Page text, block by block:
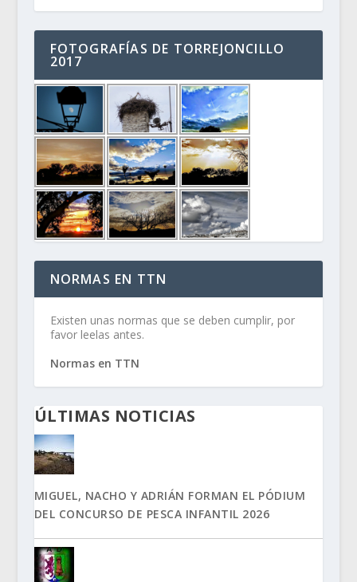
FOTOGRAFÍAS DE TORREJONCILLO
2017
NORMAS EN TTN
Existen unas normas que se deben cumplir, por
favor leelas antes.
Normas en TTN
ÚLTIMAS NOTICIAS
MIGUEL, NACHO Y ADRIÁN FORMAN EL PÓDIUM
DEL CONCURSO DE PESCA INFANTIL 2026